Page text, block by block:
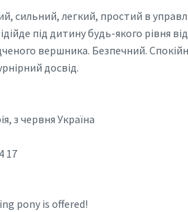
сильний, легкий, простий в
під дитину будь-якого рівня від
вершника. Безпечний.
досвід.
з червня Україна
17
pony is offered!